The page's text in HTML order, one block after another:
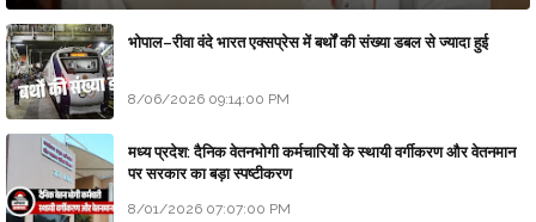
भोपाल–रीवा वंदे भारत एक्सप्रेस में बर्थों की संख्या डबल से ज्यादा हुई
8/06/2026 09:14:00 PM
मध्य प्रदेश: दैनिक वेतनभोगी कर्मचारियों के स्थायी वर्गीकरण और वेतनमान
पर सरकार का बड़ा स्पष्टीकरण
8/01/2026 07:07:00 PM